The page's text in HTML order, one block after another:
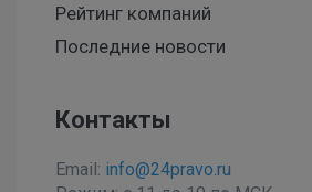
Рейтинг компаний
Последние новости
Контакты
Email: info@24pravo.ru